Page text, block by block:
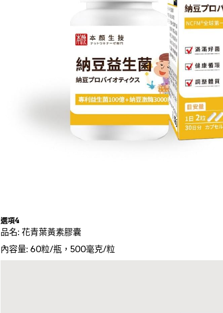
選項4
品名: 花青葉黃素膠囊
內容量: 60粒/瓶，500毫克/粒